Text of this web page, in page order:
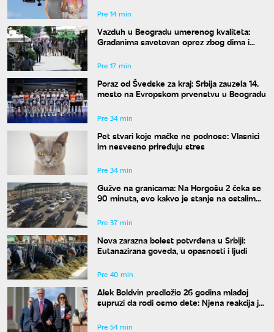
Pre 14 min
Vazduh u Beogradu umerenog kvaliteta:
Građanima savetovan oprez zbog dima i
Pre 17 min
Poraz od Švedske za kraj: Srbija zauzela 14.
mesto na Evropskom prvenstvu u Beogradu
Pre 34 min
Pet stvari koje mačke ne podnose: Vlasnici
im nesvesno priređuju stres
Pre 34 min
Gužve na granicama: Na Horgošu 2 čeka se
90 minuta, evo kakvo je stanje na ostalim
Pre 37 min
Nova zarazna bolest potvrđena u Srbiji:
Eutanazirana goveda, u opasnosti i ljudi
Pre 40 min
Alek Boldvin predložio 26 godina mlađoj
supruzi da rodi osmo dete: Njena reakcija je
Pre 54 min